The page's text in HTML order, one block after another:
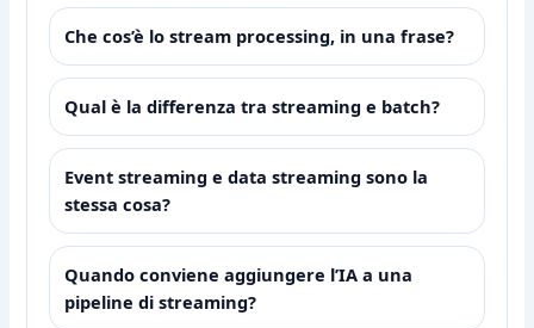
Che cos’è lo stream processing, in una frase?
Qual è la differenza tra streaming e batch?
Event streaming e data streaming sono la
stessa cosa?
Quando conviene aggiungere l’IA a una
pipeline di streaming?